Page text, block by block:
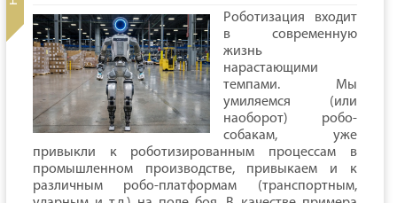
Роботизация входит
в современную
жизнь
нарастающими
темпами. Мы
умиляемся (или
наоборот) робо-
собакам, уже
привыкли к роботизированным процессам в
промышленном производстве, привыкаем и к
различным робо-платформам (транспортным,